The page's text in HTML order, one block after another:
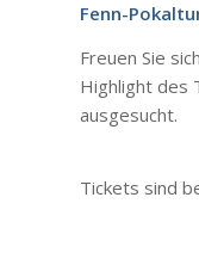
Fenn-
Freuen Sie
Highlight des
ausgesucht.
Tickets sind